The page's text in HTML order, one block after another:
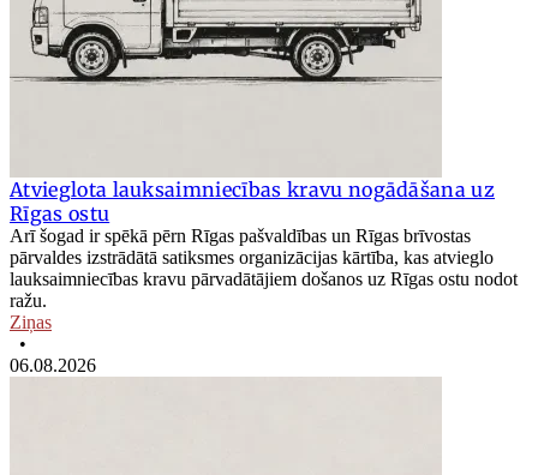
Atvieglota lauksaimniecības kravu nogādāšana uz
Rīgas ostu
Arī šogad ir spēkā pērn Rīgas pašvaldības un Rīgas brīvostas
pārvaldes izstrādātā satiksmes organizācijas kārtība, kas atvieglo
lauksaimniecības kravu pārvadātājiem došanos uz Rīgas ostu nodot
ražu.
Ziņas
•
06.08.2026